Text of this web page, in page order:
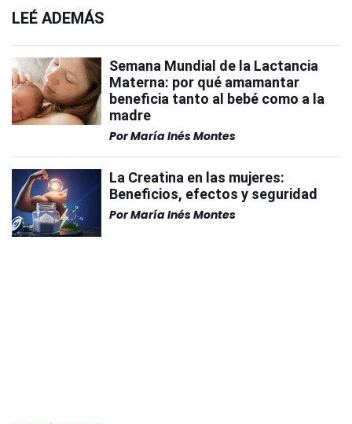
LEÉ ADEMÁS
Semana Mundial de la Lactancia
Materna: por qué amamantar
beneficia tanto al bebé como a la
madre
PorMaría Inés Montes
La Creatina en las mujeres:
Beneficios, efectos y seguridad
PorMaría Inés Montes